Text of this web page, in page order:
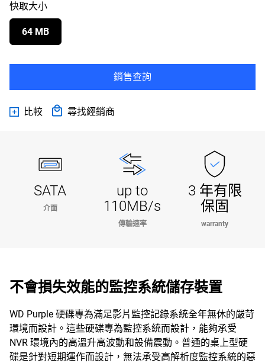
快取大小
64 MB
銷售查詢
比較 尋找經銷商
SATA
介面
up to
110MB/s
傳輸速率
3 年有限
保固
warranty
不會損失效能的監控系統儲存裝置
WD Purple 硬碟專為滿足影片監控記錄系統全年無休的嚴苛
環境而設計。這些硬碟專為監控系統而設計，能夠承受
NVR 環境內的高溫升高波動和設備震動。普通的桌上型硬
碟是針對短期運作而設計，無法承受高解析度監控系統的惡